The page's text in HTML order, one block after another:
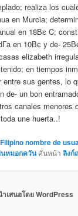
realiza los
en Murcia;
en 18Вє C;
en 10Вє y de-
elizabeth
en tiempos
sus gentes, lo
de- un bon
canales menores
une huerta..!
nombre de
นหมอกควันคั่นหน้าลิงก์
เสนอโดย WordPress